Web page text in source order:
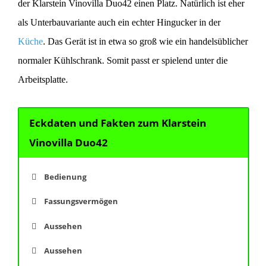
der Klarstein Vinovilla Duo42 einen Platz. Natürlich ist eher
als Unterbauvariante auch ein echter Hingucker in der
Küche. Das Gerät ist in etwa so groß wie ein handelsüblicher
normaler Kühlschrank. Somit passt er spielend unter die
Arbeitsplatte.
Eckdaten und Fakten zum Klarstein
Vinovilla Duo42
Bedienung
Fassungsvermögen
Aussehen
Aussehen